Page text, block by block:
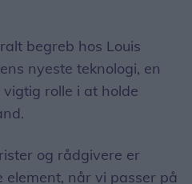
begreb hos Louis
nyeste teknologi, en
rolle i at holde
og rådgivere er
når vi passer på